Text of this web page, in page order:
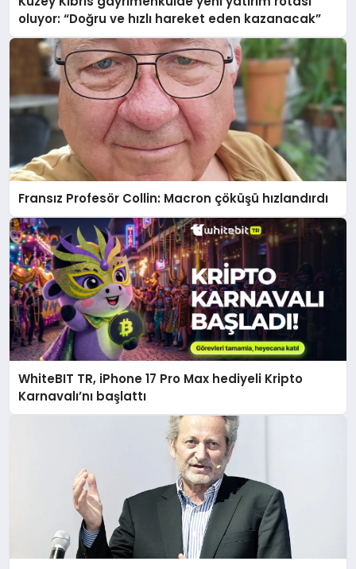
oluyor: “Doğru ve hızlı hareket eden kazanacak”
Fransız Profesör Collin: Macron çöküşü hızlandırdı
WhiteBIT TR, iPhone 17 Pro Max hediyeli Kripto
Karnavalı’nı başlattı